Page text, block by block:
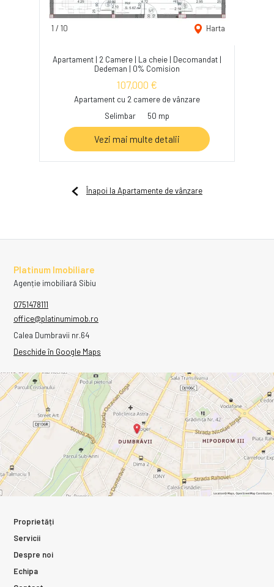
1 / 10 Harta
Apartament | 2 Camere | La cheie | Decomandat |
Dedeman | 0% Comision
107,000 €
Apartament cu 2 camere de vânzare
Selimbar
50 mp
Vezi mai multe detalii
Înapoi la Apartamente de vânzare
Platinum Imobiliare
Agenție imobiliară Sibiu
0751478111
office@platinumimob.ro
Calea Dumbravii nr.64
Deschide în Google Maps
Proprietăți
Servicii
Despre noi
Echipa